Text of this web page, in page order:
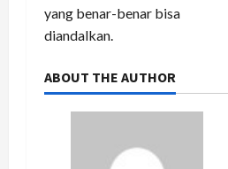
yang benar-benar bisa
diandalkan.
ABOUT THE AUTHOR